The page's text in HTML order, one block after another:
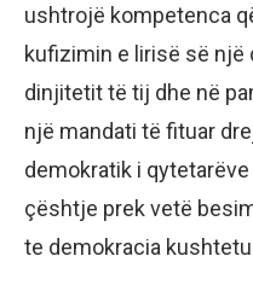
ushtrojë kompetenca
kufizimin e lirisë së një
dinjitetit të tij dhe në
një mandati të fituar
demokratik i
çështje prek vetë
te demokracia